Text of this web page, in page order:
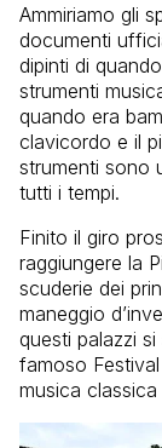
Ammiriamo gli
documenti
dipinti di
strumenti
quando era
clavicordo e il
strumenti sono
tutti i tempi.
Finito il giro
raggiungere la
scuderie dei
maneggio
questi palazzi
famoso
musica